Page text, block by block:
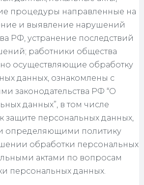
процедуры направленные на
и выявление нарушений
РФ, устранение последствий
работники общества
осуществляющие обработку
данных, ознакомлены с
законодательства РФ “О
данных”, в том числе
защите персональных данных,
определяющими политику
обработки персональных
актами по вопросам
персональных данных.